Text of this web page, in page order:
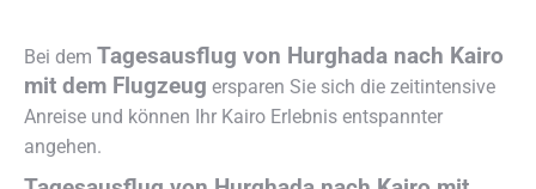
Bei dem Tagesausflug von Hurghada nach Kairo
mit dem Flugzeug ersparen Sie sich die zeitintensive
Anreise und können Ihr Kairo Erlebnis entspannter
angehen.